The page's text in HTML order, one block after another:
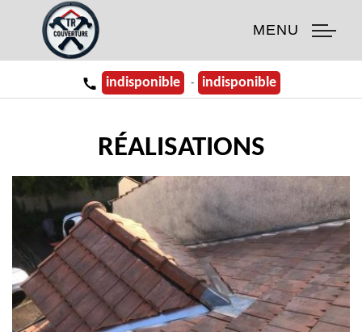
MENU
indisponible - indisponible
RÉALISATIONS